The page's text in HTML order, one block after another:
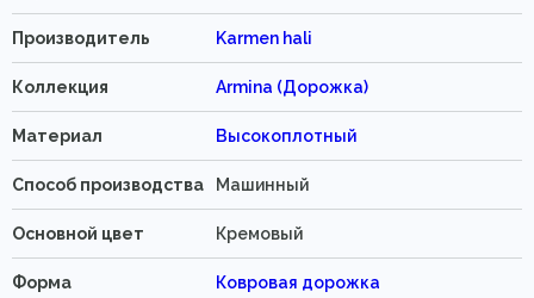
Производитель Karmen hali
Коллекция Armina (Дорожка)
Материал Высокоплотный
Способ производства Машинный
Основной цвет Кремовый
Форма Ковровая дорожка